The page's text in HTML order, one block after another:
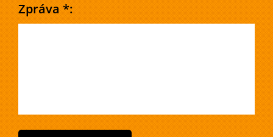
Zpráva *: